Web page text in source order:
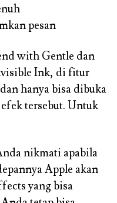
pesan
with Gentle dan
Ink, di fitur
hanya bisa dibuka
tersebut. Untuk
nikmati apabila
Apple akan
yang bisa